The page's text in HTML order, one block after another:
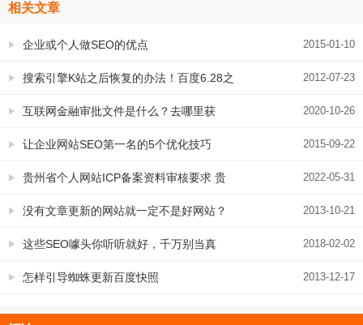
相关文章
2015-01-10
企业或个人做SEO的优点
2012-07-23
搜索引擎K站之后恢复的办法！百度6.28之
后恢复网站用得着哦 2020-10-26
互联网金融审批文件是什么？去哪里获
取？ 2015-09-22
让企业网站SEO第一名的5个优化技巧
2022-05-31
贵州省个人网站ICP备案资料审核要求 贵
州网站备案需要准备什么资料 2013-10-21
没有文章更新的网站就一定不是好网站？
这个SEO逻辑比较荒谬 2018-02-02
这些SEO噱头你听听就好，千万别当真
2013-12-17
怎样引导蜘蛛更新百度快照